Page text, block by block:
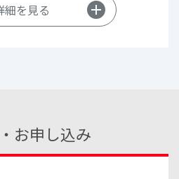
センター 「2015年度生命保険に関する
住まいの概要と
確認しましょう
細を見る
お申し込み